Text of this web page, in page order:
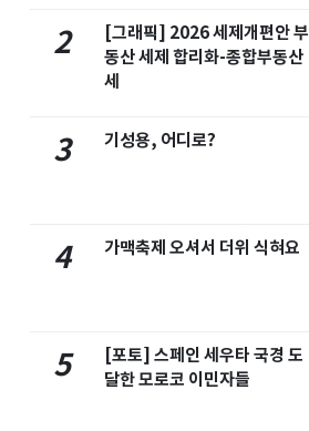
2
[그래픽] 2026 세제개편안 부
동산 세제 합리화-종합부동산
세
3 기성용, 어디로?
4 가맥축제 오셔서 더위 식혀요
5
[포토] 스페인 세우타 국경 도
달한 모로코 이민자들